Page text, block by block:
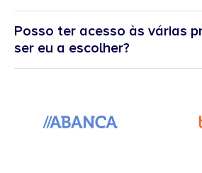
Posso ter acesso às várias
ser eu a escolher?